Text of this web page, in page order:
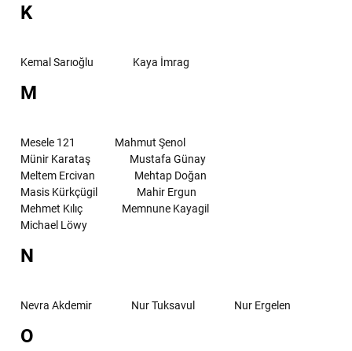
K
Kemal Sarıoğlu Kaya İmrag
M
Mesele 121
Mahmut Şenol
Münir Karataş
Mustafa Günay
Meltem Ercivan
Mehtap Doğan
Masis Kürkçügil
Mahir Ergun
Mehmet Kılıç
Memnune Kayagil
Michael Löwy
N
Nevra Akdemir Nur Tuksavul Nur Ergelen
O